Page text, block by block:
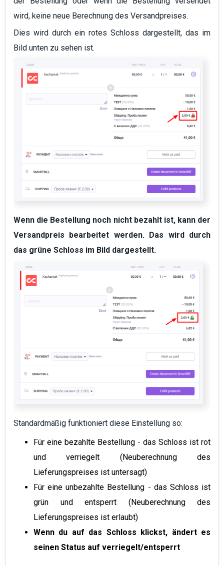
wird, keine neue Berechnung des Versandpreises.
Dies wird durch ein rotes Schloss dargestellt, das im
Bild unten zu sehen ist.
Wenn die Bestellung noch nicht bezahlt ist, kannder
Versandpreis bearbeitet werden. Das wird durch
das grüne Schloss im Bild dargestellt.
Standardmäßig funktioniert diese Einstellung so:
Für eine bezahlte Bestellung - das Schloss ist rot
und verriegelt (Neuberechnung des
Lieferungspreises ist untersagt)
Für eine unbezahlte Bestellung - das Schloss ist
grün und entsperrt (Neuberechnung des
Lieferungspreises ist erlaubt)
Wenn du auf das Schloss klickst, ändert es
seinen Status auf verriegelt/entsperrt